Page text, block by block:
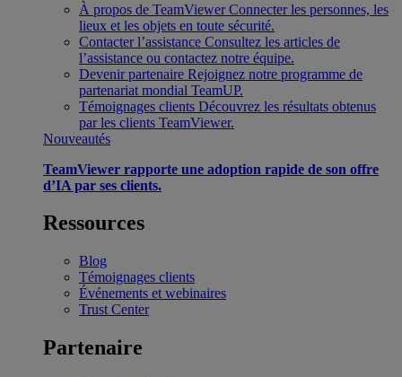
À propos de TeamViewer Connecter les personnes, les
lieux et les objets en toute sécurité.
Contacter l’assistance Consultez les articles de
l’assistance ou contactez notre équipe.
Devenir partenaire Rejoignez notre programme de
partenariat mondial TeamUP.
Témoignages clients Découvrez les résultats obtenus
par les clients TeamViewer.
Nouveautés
TeamViewer rapporte une adoption rapide de son offre
d’IA par ses clients.
Ressources
Blog
Témoignages clients
Événements et webinaires
Trust Center
Partenaire